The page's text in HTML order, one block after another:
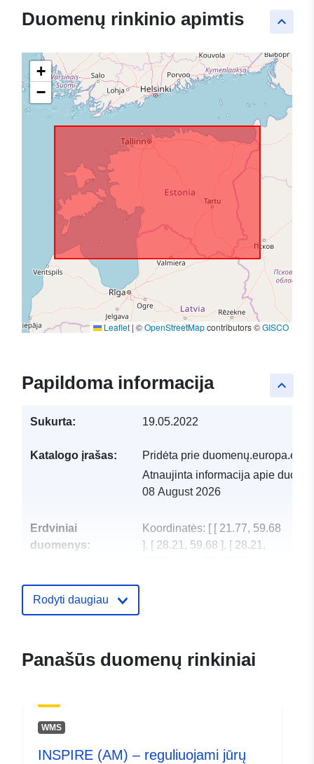
keyboard_arrow_up
Duomenų rinkinio apimtis
+
−
Leaflet | ©OpenStreetMapcontributors ©GISCO
keyboard_arrow_up
Papildoma informacija
Sukurta: 19.05.2022
Katalogo įrašas: Pridėta prie duomenų.europa.eu:
Atnaujinta informacija apie
08 August 2026
Erdviniai
duomenys:
Koordinatės: [ [ 21.77, 59.68
], [ 28.21, 59.68 ], [ 28.21,
cbf9-47eb-a78b-e9c7d4e3f2cb
Rodyti daugiau
Panašūs duomenų rinkiniai
WMS
INSPIRE (AM) – reguliuojami jūrų